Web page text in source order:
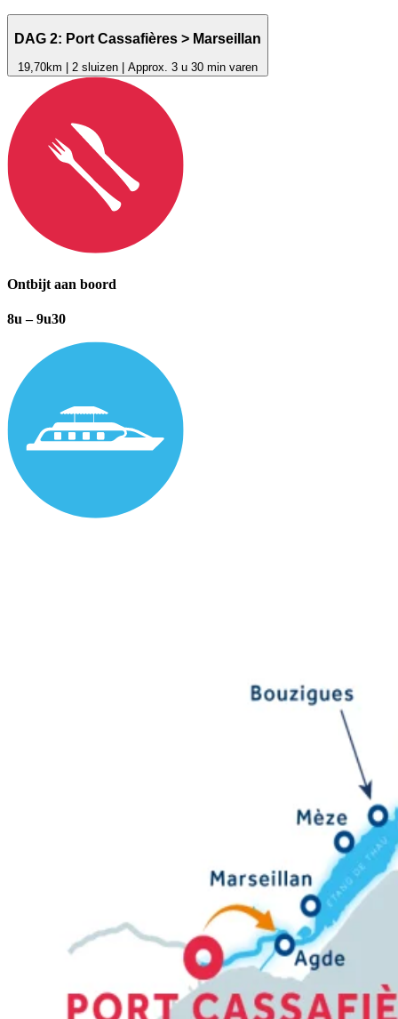
DAG 2: Port Cassafières > Marseillan
19,70km | 2 sluizen | Approx. 3 u 30 min varen
Ontbijt aan boord
8u – 9u30